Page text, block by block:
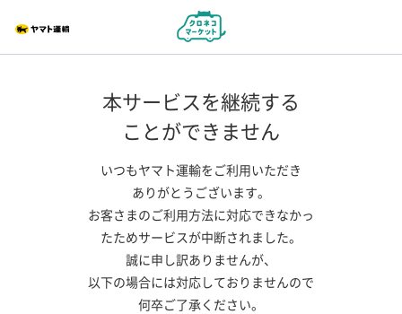
本サービスを継続する
ことができません
いつもヤマト運輸をご利用いただき
ありがとうございます。
お客さまのご利用方法に対応できなかっ
たためサービスが中断されました。
誠に申し訳ありませんが、
以下の場合には対応しておりませんので
何卒ご了承ください。